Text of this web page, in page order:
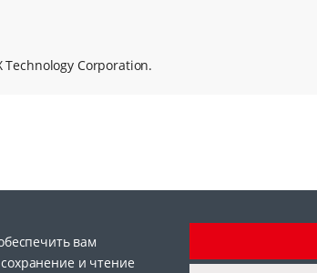
вам
и чтение
Technology Corporation.